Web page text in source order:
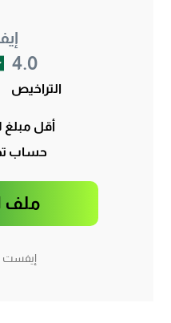
4.0
التراخيص
أقل مبلغ
حساب
ملف
إيفست